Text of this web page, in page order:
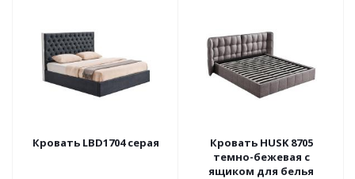
Кровать LBD1704 серая
Кровать HUSK 8705
темно-бежевая с
ящиком для белья